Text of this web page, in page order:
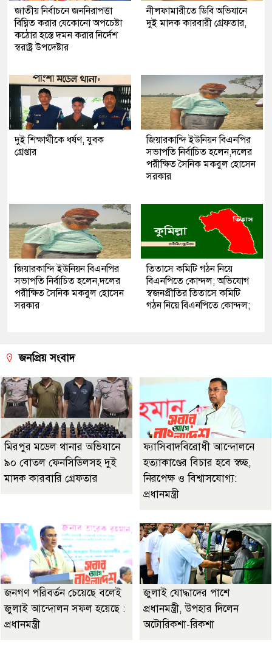
জাতীয় নির্বাচনে জননিরাপত্তা
বিঘ্নিত করার যেকোনো অপচেষ্টা
কঠোর হস্তে দমন করার নির্দেশ
স্বরাষ্ট্র উপদেষ্টার
নীলফামারীতে ডিবি অভিযানে
দুই মাদক কারবারী গ্রেফতার,
দুই শিক্ষার্থীকে ধর্ষণ, যুবক
গ্রেপ্তার
জিয়ারকান্দি ইউনিয়ন বিএনপির
সভাপতি নির্বাচিত হলেন,দলের
পরীক্ষিত সৈনিক মকবুল হোসেন
সরকার
জিয়ারকান্দি ইউনিয়ন বিএনপির
সভাপতি নির্বাচিত হলেন,দলের
পরীক্ষিত সৈনিক মকবুল হোসেন
সরকার
তিতাসে কমিটি গঠন নিয়ে
বিএনপিতে কোন্দল; অভিযোগ
স্বজনপ্রীতির তিতাসে কমিটি
গঠন নিয়ে বিএনপিতে কোন্দল;
জনপ্রিয় সংবাদ
মিরপুর মডেল থানার অভিযানে
৯০ বোতল ফেনসিডিলসহ দুই
মাদক কারবারি গ্রেফতার
ফ্যাসিবাদবিরোধী আন্দোলনে
হত্যাকাণ্ডের বিচার হবে স্বচ্ছ,
নিরপেক্ষ ও বিশ্বাসযোগ্য:
প্রধানমন্ত্রী
জনগণ পরিবর্তন চেয়েছে বলেই
জুলাই আন্দোলন সফল হয়েছে :
প্রধানমন্ত্রী
জুলাই যোদ্ধাদের পাশে
প্রধানমন্ত্রী, উপহার দিলেন
অটোরিকশা-রিকশা